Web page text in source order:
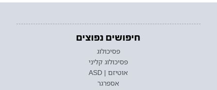
חיפושים נפוצים
פסיכולוג
פסיכולוג קליני
אוטיזם | ASD
אספרגר